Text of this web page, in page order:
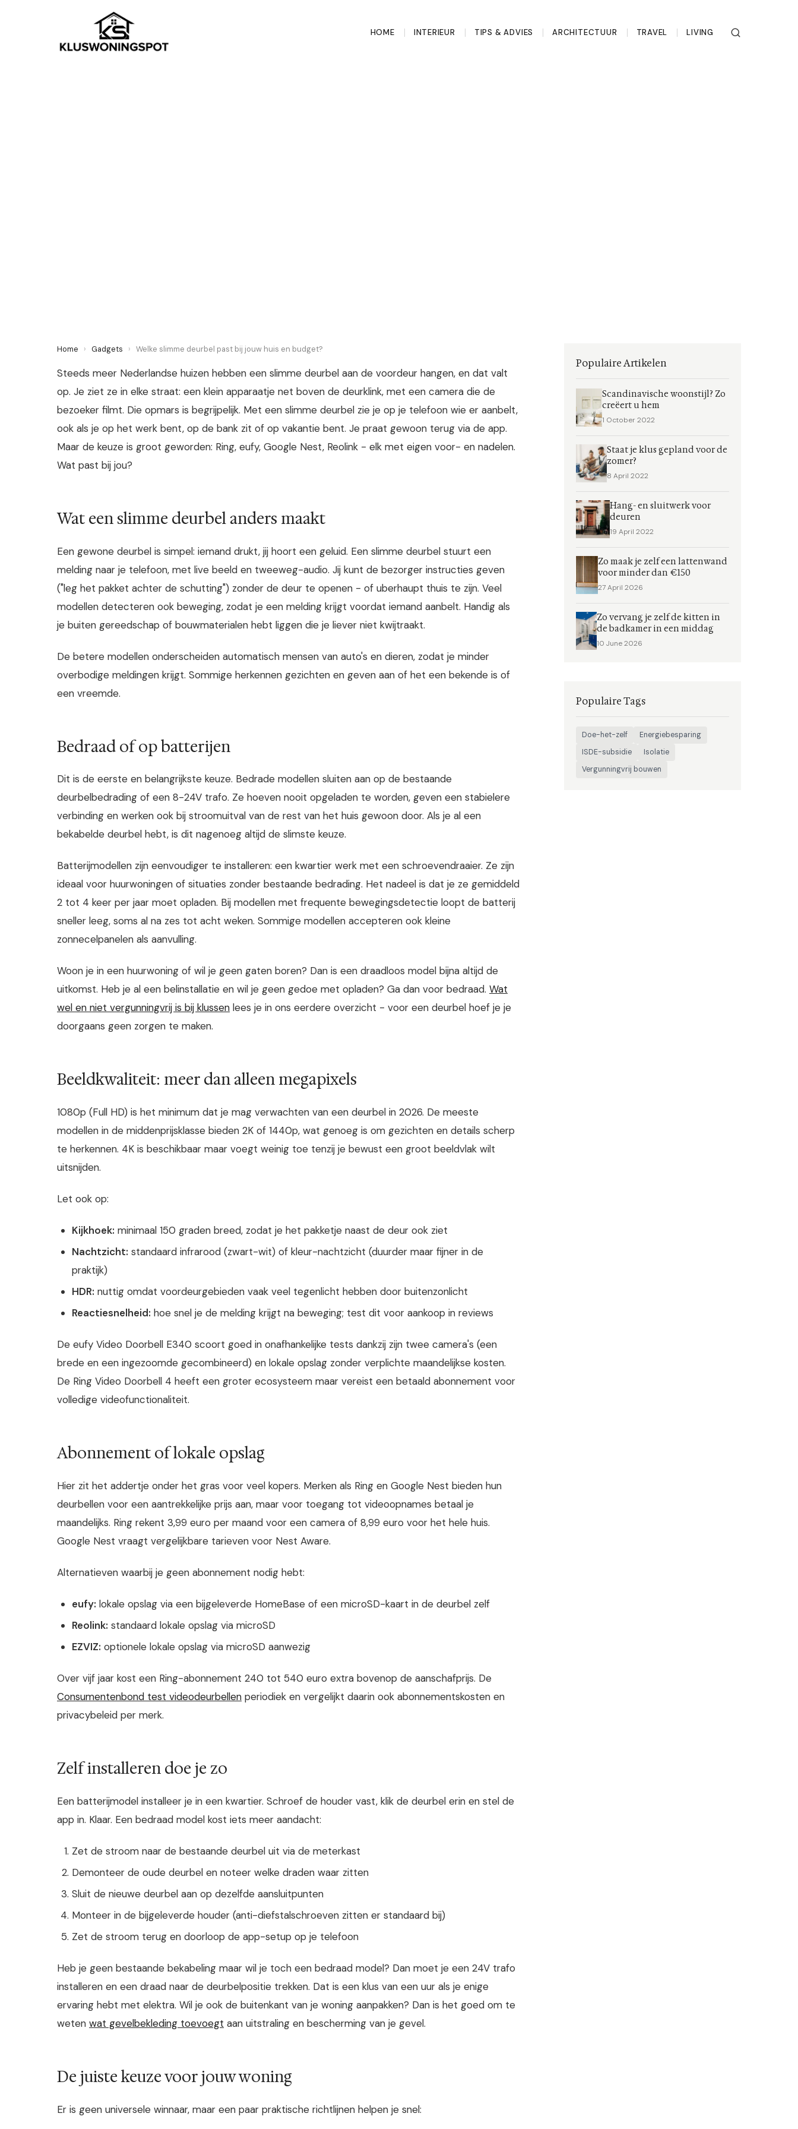
HOME INTERIEUR TIPS & ADVIES ARCHITECTUUR TRAVEL LIVING
Home › Gadgets › Welke slimme deurbel past bij jouw huis en budget?
Steeds meer Nederlandse huizen hebben een slimme deurbel aan de voordeur hangen, en dat valt
op. Je ziet ze in elke straat: een klein apparaatje net boven de deurklink, met een camera die de
bezoeker filmt. Die opmars is begrijpelijk. Met een slimme deurbel zie je op je telefoon wie er aanbelt,
ook als je op het werk bent, op de bank zit of op vakantie bent. Je praat gewoon terug via de app.
Maar de keuze is groot geworden: Ring, eufy, Google Nest, Reolink - elk met eigen voor- en nadelen.
Wat past bij jou?
Wat een slimme deurbel anders maakt
Een gewone deurbel is simpel: iemand drukt, jij hoort een geluid. Een slimme deurbel stuurt een
melding naar je telefoon, met live beeld en tweeweg-audio. Jij kunt de bezorger instructies geven
("leg het pakket achter de schutting") zonder de deur te openen - of uberhaupt thuis te zijn. Veel
modellen detecteren ook beweging, zodat je een melding krijgt voordat iemand aanbelt. Handig als
je buiten gereedschap of bouwmaterialen hebt liggen die je liever niet kwijtraakt.
De betere modellen onderscheiden automatisch mensen van auto's en dieren, zodat je minder
overbodige meldingen krijgt. Sommige herkennen gezichten en geven aan of het een bekende is of
een vreemde.
Bedraad of op batterijen
Dit is de eerste en belangrijkste keuze. Bedrade modellen sluiten aan op de bestaande
deurbelbedrading of een 8-24V trafo. Ze hoeven nooit opgeladen te worden, geven een stabielere
verbinding en werken ook bij stroomuitval van de rest van het huis gewoon door. Als je al een
bekabelde deurbel hebt, is dit nagenoeg altijd de slimste keuze.
Batterijmodellen zijn eenvoudiger te installeren: een kwartier werk met een schroevendraaier. Ze zijn
ideaal voor huurwoningen of situaties zonder bestaande bedrading. Het nadeel is dat je ze gemiddeld
2 tot 4 keer per jaar moet opladen. Bij modellen met frequente bewegingsdetectie loopt de batterij
sneller leeg, soms al na zes tot acht weken. Sommige modellen accepteren ook kleine
zonnecelpanelen als aanvulling.
Woon je in een huurwoning of wil je geen gaten boren? Dan is een draadloos model bijna altijd de
uitkomst. Heb je al een belinstallatie en wil je geen gedoe met opladen? Ga dan voor bedraad. Wat
wel en niet vergunningvrij is bij klussen lees je in ons eerdere overzicht - voor een deurbel hoef je je
doorgaans geen zorgen te maken.
Beeldkwaliteit: meer dan alleen megapixels
1080p (Full HD) is het minimum dat je mag verwachten van een deurbel in 2026. De meeste
modellen in de middenprijsklasse bieden 2K of 1440p, wat genoeg is om gezichten en details scherp
te herkennen. 4K is beschikbaar maar voegt weinig toe tenzij je bewust een groot beeldvlak wilt
uitsnijden.
Let ook op:
Kijkhoek: minimaal 150 graden breed, zodat je het pakketje naast de deur ook ziet
Nachtzicht: standaard infrarood (zwart-wit) of kleur-nachtzicht (duurder maar fijner in de
praktijk)
HDR: nuttig omdat voordeurgebieden vaak veel tegenlicht hebben door buitenzonlicht
Reactiesnelheid: hoe snel je de melding krijgt na beweging; test dit voor aankoop in reviews
De eufy Video Doorbell E340 scoort goed in onafhankelijke tests dankzij zijn twee camera's (een
brede en een ingezoomde gecombineerd) en lokale opslag zonder verplichte maandelijkse kosten.
De Ring Video Doorbell 4 heeft een groter ecosysteem maar vereist een betaald abonnement voor
volledige videofunctionaliteit.
Abonnement of lokale opslag
Hier zit het addertje onder het gras voor veel kopers. Merken als Ring en Google Nest bieden hun
deurbellen voor een aantrekkelijke prijs aan, maar voor toegang tot videoopnames betaal je
maandelijks. Ring rekent 3,99 euro per maand voor een camera of 8,99 euro voor het hele huis.
Google Nest vraagt vergelijkbare tarieven voor Nest Aware.
Alternatieven waarbij je geen abonnement nodig hebt:
eufy: lokale opslag via een bijgeleverde HomeBase of een microSD-kaart in de deurbel zelf
Reolink: standaard lokale opslag via microSD
EZVIZ: optionele lokale opslag via microSD aanwezig
Over vijf jaar kost een Ring-abonnement 240 tot 540 euro extra bovenop de aanschafprijs. De
Consumentenbond test videodeurbellen periodiek en vergelijkt daarin ook abonnementskosten en
privacybeleid per merk.
Zelf installeren doe je zo
Een batterijmodel installeer je in een kwartier. Schroef de houder vast, klik de deurbel erin en stel de
app in. Klaar. Een bedraad model kost iets meer aandacht:
Zet de stroom naar de bestaande deurbel uit via de meterkast
Demonteer de oude deurbel en noteer welke draden waar zitten
Sluit de nieuwe deurbel aan op dezelfde aansluitpunten
Monteer in de bijgeleverde houder (anti-diefstalschroeven zitten er standaard bij)
Zet de stroom terug en doorloop de app-setup op je telefoon
Heb je geen bestaande bekabeling maar wil je toch een bedraad model? Dan moet je een 24V trafo
installeren en een draad naar de deurbelpositie trekken. Dat is een klus van een uur als je enige
ervaring hebt met elektra. Wil je ook de buitenkant van je woning aanpakken? Dan is het goed om te
weten wat gevelbekleding toevoegt aan uitstraling en bescherming van je gevel.
De juiste keuze voor jouw woning
Er is geen universele winnaar, maar een paar praktische richtlijnen helpen je snel:
Populaire Artikelen
Scandinavische woonstijl? Zo
creëert u hem
1 October 2022
Staat je klus gepland voor de
zomer?
8 April 2022
Hang- en sluitwerk voor
deuren
19 April 2022
Zo maak je zelf een lattenwand
voor minder dan €150
27 April 2026
Zo vervang je zelf de kitten in
de badkamer in een middag
10 June 2026
Populaire Tags
Doe-het-zelf
Energiebesparing
ISDE-subsidie
Isolatie
Vergunningvrij bouwen